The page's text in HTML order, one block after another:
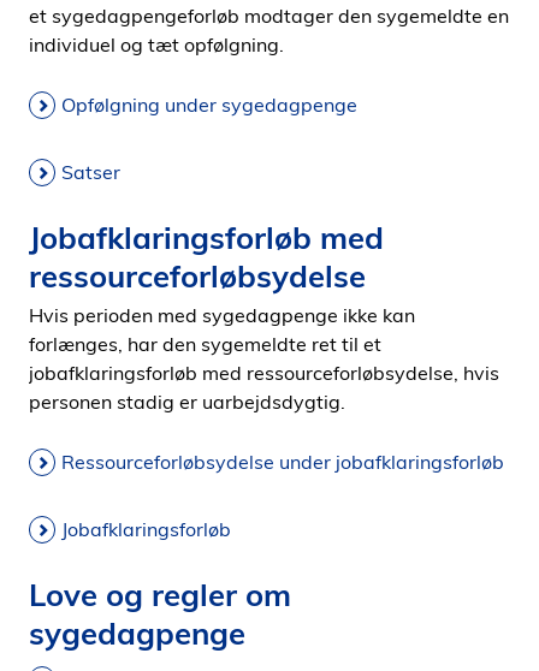
et sygedagpengeforløb modtager den sygemeldte en
individuel og tæt opfølgning.
Opfølgning under sygedagpenge
Satser
Jobafklaringsforløb med
ressourceforløbsydelse
Hvis perioden med sygedagpenge ikke kan
forlænges, har den sygemeldte ret til et
jobafklaringsforløb med ressourceforløbsydelse, hvis
personen stadig er uarbejdsdygtig.
Ressourceforløbsydelse under jobafklaringsforløb
Jobafklaringsforløb
Love og regler om
sygedagpenge